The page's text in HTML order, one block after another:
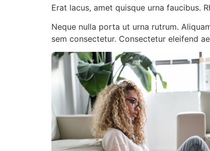
Erat lacus, amet quisque urna faucibus.
Neque nulla porta ut urna rutrum.
sem consectetur. Consectetur eleifend